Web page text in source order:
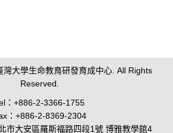
大學生命教育研發育成中心. All Rights
Reserved.
：+886-2-3366-1755
：+886-2-8369-2304
市大安區羅斯福路四段1號 博雅教學館4